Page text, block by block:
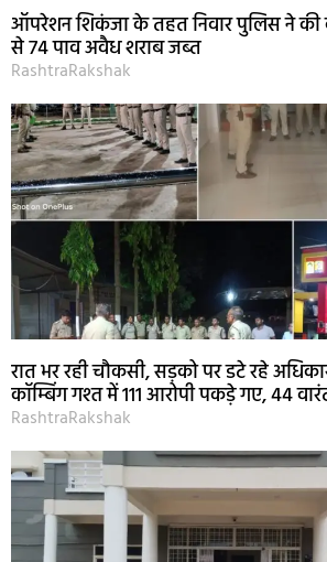
ऑपरेशन शिकंजा के तहत निवार पुलिस ने की
से 74 पाव अवैध शराब जब्त
RashtraRakshak
रात भर रही चौकसी, सड़को पर डटे रहे
कॉम्बिंग गश्त में 111 आरोपी पकड़े गए, 44
RashtraRakshak